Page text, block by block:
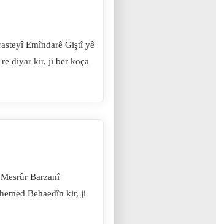
Emîndarê Giştî yê
diyar kir, ji ber koça
Barzanî
Behaedîn kir, ji